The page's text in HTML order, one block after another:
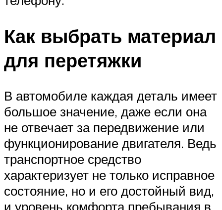
Как выбрать материал
для перетяжки
В автомобиле каждая деталь имеет
большое значение, даже если она
не отвечает за передвижение или
функционирование двигателя. Ведь
транспортное средство
характеризует не только исправное
состояние, но и его достойный вид,
и уровень комфорта пребывания в